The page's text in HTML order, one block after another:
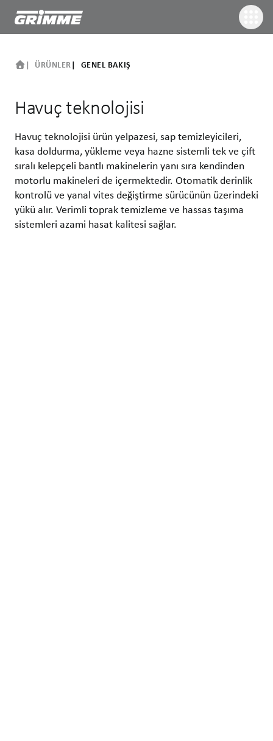
ÜRÜNLER GENEL BAKIŞ
Havuç teknolojisi
Havuç teknolojisi ürün yelpazesi, sap temizleyicileri,
kasa doldurma, yükleme veya hazne sistemli tek ve çift
sıralı kelepçeli bantlı makinelerin yanı sıra kendinden
motorlu makineleri de içermektedir. Otomatik derinlik
kontrolü ve yanal vites değiştirme sürücünün üzerindeki
yükü alır. Verimli toprak temizleme ve hassas taşıma
sistemleri azami hasat kalitesi sağlar.